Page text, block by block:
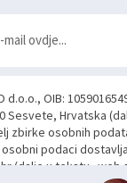
d.o.o., OIB:
Sesvete, Hrvatska
zbirke osobnih
osobni podaci
(dalje u tekstu „web